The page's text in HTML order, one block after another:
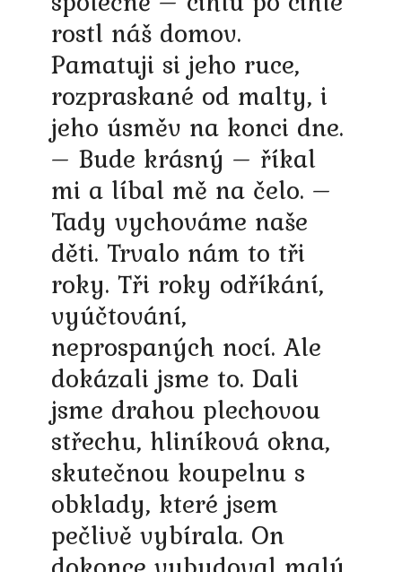
rostl náš domov.
Pamatuji si jeho ruce,
rozpraskané od malty, i
jeho úsměv na konci dne.
– Bude krásný – říkal
mi a líbal mě na čelo. –
Tady vychováme naše
děti. Trvalo nám to tři
roky. Tři roky odříkání,
vyúčtování,
neprospaných nocí. Ale
dokázali jsme to. Dali
jsme drahou plechovou
střechu, hliníková okna,
skutečnou koupelnu s
obklady, které jsem
pečlivě vybírala. On